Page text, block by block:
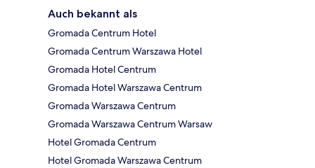
Auch bekannt als
Gromada Centrum Hotel
Gromada Centrum Warszawa Hotel
Gromada Hotel Centrum
Gromada Hotel Warszawa Centrum
Gromada Warszawa Centrum
Gromada Warszawa Centrum Warsaw
Hotel Gromada Centrum
Hotel Gromada Warszawa Centrum